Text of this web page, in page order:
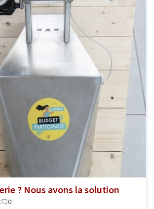
? Nous avons la solution
0